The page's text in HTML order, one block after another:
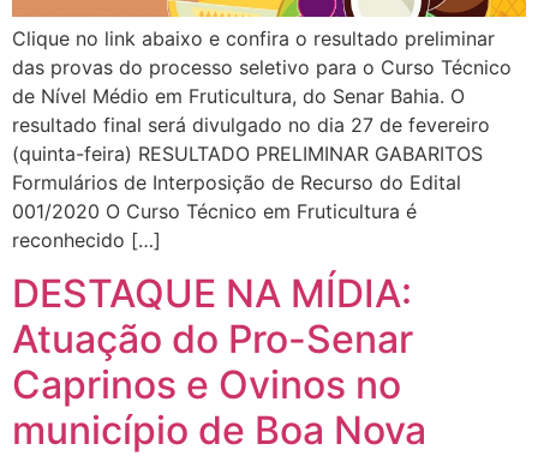
Clique no link abaixo e confira o resultado preliminar
das provas do processo seletivo para o Curso Técnico
de Nível Médio em Fruticultura, do Senar Bahia. O
resultado final será divulgado no dia 27 de fevereiro
(quinta-feira) RESULTADO PRELIMINAR GABARITOS
Formulários de Interposição de Recurso do Edital
001/2020 O Curso Técnico em Fruticultura é
reconhecido […]
DESTAQUE NA MÍDIA:
Atuação do Pro-Senar
Caprinos e Ovinos no
município de Boa Nova